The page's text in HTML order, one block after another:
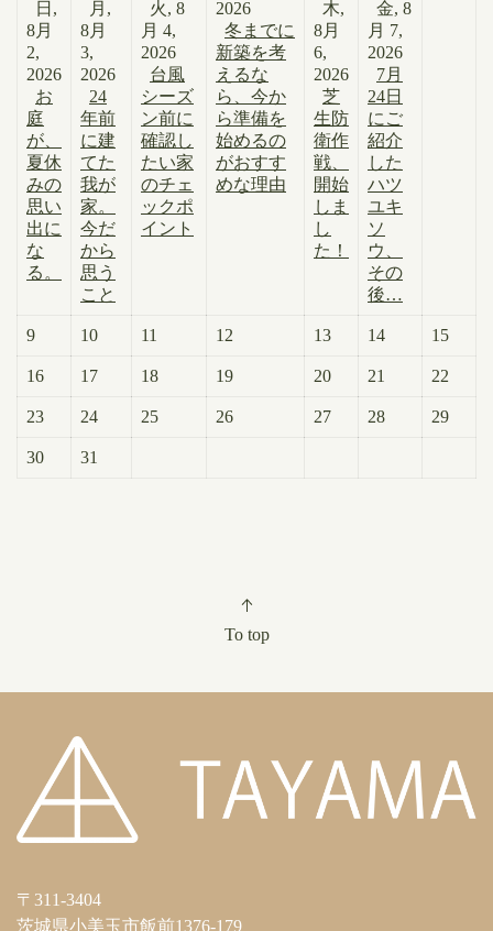
日,
8月
2,
2026
お
庭
が、
夏休
みの
思い
出に
な
る。
月,
8月
3,
2026
24
年前
に建
てた
我が
家。
今だ
から
思う
こと
火, 8
月 4,
2026
台風
シーズ
ン前に
確認し
たい家
のチェ
ックポ
イント
2026
冬までに
新築を考
えるな
ら、今か
ら準備を
始めるの
がおすす
めな理由
木,
8月
6,
2026
芝
生防
衛作
戦、
開始
しま
し
た！
金, 8
月 7,
2026
7月
24日
にご
紹介
した
ハツ
ユキ
ソ
ウ、
その
後…
9 10 11 12 13 14 15
16 17 18 19 20 21 22
23 24 25 26 27 28 29
30 31
To top
〒311-3404
茨城県小美玉市飯前1376-179